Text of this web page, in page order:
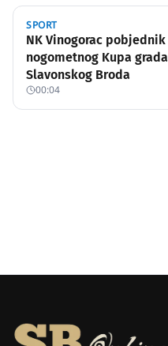
SPORT
NK Vinogorac pobjednik
nogometnog Kupa grada
Slavonskog Broda
00:04